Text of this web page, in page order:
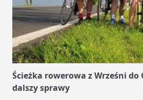
Ścieżka rowerowa z Wrześni do
dalszy sprawy